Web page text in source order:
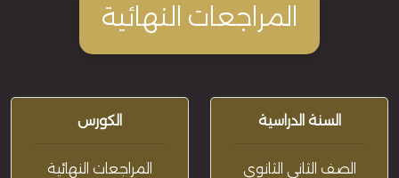
المراجعات النهائية
السنة الدراسية
الصف الثاني الثانوي
الكورس
المراجعات النهائية